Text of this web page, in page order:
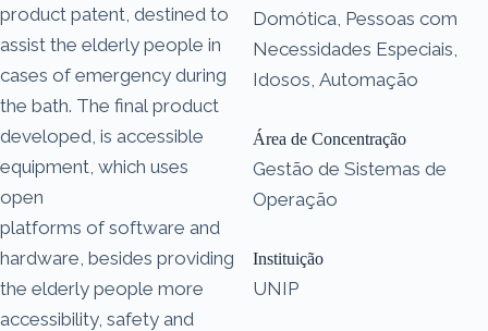
product patent, destined to
assist the elderly people in
cases of emergency during
the bath. The final product
developed, is accessible
equipment, which uses
open
platforms of software and
hardware, besides providing
the elderly people more
accessibility, safety and
Domótica, Pessoas com
Necessidades Especiais,
Idosos, Automação
Área de Concentração
Gestão de Sistemas de
Operação
Instituição
UNIP